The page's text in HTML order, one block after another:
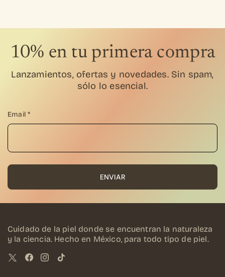
10% en tu primera compra
Lanzamientos, ofertas y novedades. Sin spam,
sólo lo esencial.
Email*
ENVIAR
Cuidado de la piel donde se encuentran la naturaleza
y la ciencia. Hecho en México, para todo tipo de piel.